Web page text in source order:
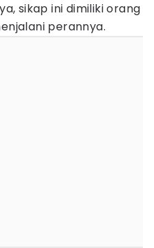
sikap ini dimiliki orang
perannya.